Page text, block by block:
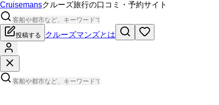
Cruisemansクルーズ旅行の口コミ・予約サイト
投稿する クルーズマンズとは